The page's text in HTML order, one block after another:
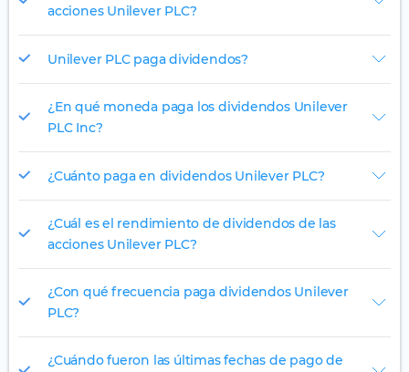
acciones Unilever PLC?
Unilever PLC paga dividendos?
¿En qué moneda paga los dividendos Unilever
PLC Inc?
¿Cuánto paga en dividendos Unilever PLC?
¿Cuál es el rendimiento de dividendos de las
acciones Unilever PLC?
¿Con qué frecuencia paga dividendos Unilever
PLC?
¿Cuándo fueron las últimas fechas de pago de